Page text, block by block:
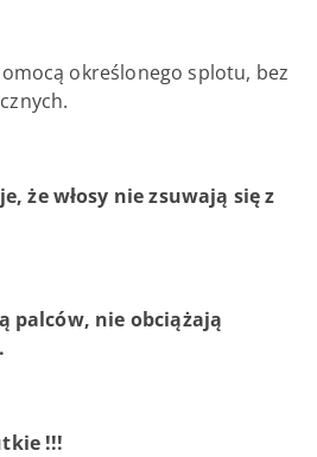
określonego splotu, bez
że włosy nie zsuwają się z
palców, nie obciążają
!!!